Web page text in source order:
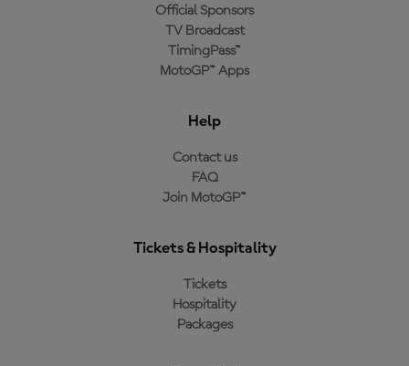
Official Sponsors
TV Broadcast
TimingPass™
MotoGP™ Apps
Help
Contact us
FAQ
Join MotoGP™
Tickets & Hospitality
Tickets
Hospitality
Packages